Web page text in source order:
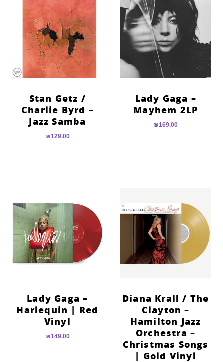
Lady Gaga –
Mayhem 2LP
₪169.00
Stan Getz /
Charlie Byrd –
Jazz Samba
₪129.00
Diana Krall / The
Clayton –
Hamilton Jazz
Orchestra –
Christmas Songs
| Gold Vinyl
Lady Gaga –
Harlequin | Red
Vinyl
₪149.00